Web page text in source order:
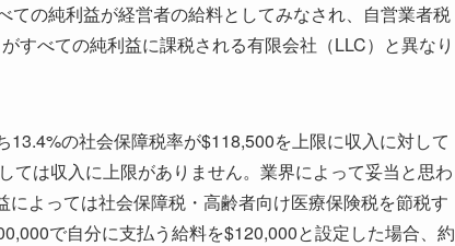
の純利益が経営者の給料としてみなされ、自営業者税
すべての純利益に課税される有限会社（LLC）と異なり
の社会保障税率が$118,500を上限に収入に対して
ては収入に上限がありません。業界によって妥当と思わ
よっては社会保障税・高齢者向け医療保険税を節税す
で自分に支払う給料を$120,000と設定した場合、約